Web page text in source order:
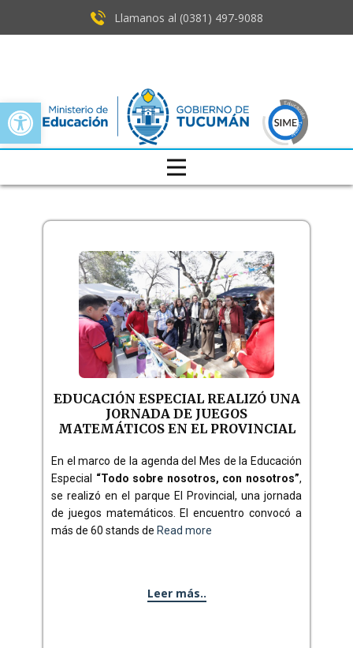
Open toolbar
Llamanos al (0381) ​497-9088
EDUCACIÓN ESPECIAL REALIZÓ UNA
JORNADA DE JUEGOS
MATEMÁTICOS EN EL PROVINCIAL
En el marco de la agenda del Mes de la Educación
Especial “Todo sobre nosotros, con nosotros”,
se realizó en el parque El Provincial, una jornada
de juegos matemáticos. El encuentro convocó a
más de 60 stands de Read more
Leer más..